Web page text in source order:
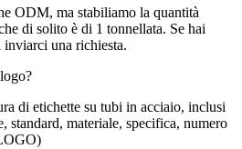
ODM, ma stabiliamo la quantità
di solito è di 1 tonnellata. Se hai
una richiesta.
di etichette su tubi in acciaio, inclusi
standard, materiale, specifica, numero